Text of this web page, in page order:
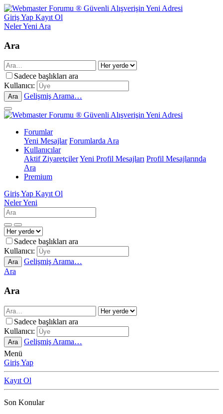
Giriş Yap Kayıt Ol
Neler Yeni Ara
Ara
Sadece başlıkları ara
Kullanıcı:
Ara Gelişmiş Arama…
Forumlar
Yeni Mesajlar Forumlarda Ara
Kullanıcılar
Aktif ZiyaretçilerYeni Profil Mesajları Profil Mesajlarında
Ara
Premium
Giriş Yap Kayıt Ol
Neler Yeni
Sadece başlıkları ara
Kullanıcı:
Ara
Gelişmiş Arama…
Ara
Ara
Sadece başlıkları ara
Kullanıcı:
Ara
Gelişmiş Arama…
Menü
Giriş Yap
Kayıt Ol
Son Konular